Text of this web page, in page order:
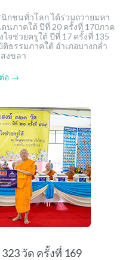
กชนทั่วโลก ได้ร่วมถวายมหา
นภาคใต้ ปีที่ 20 ครั้งที่ 170ภาค
จช่วยครูใต้ ปีที่ 17 ครั้งที่ 135
ธรรมภาคใต้ อำเภอบางกล่ำ
งขลา
อ →
วัด ครั้งที่ 169